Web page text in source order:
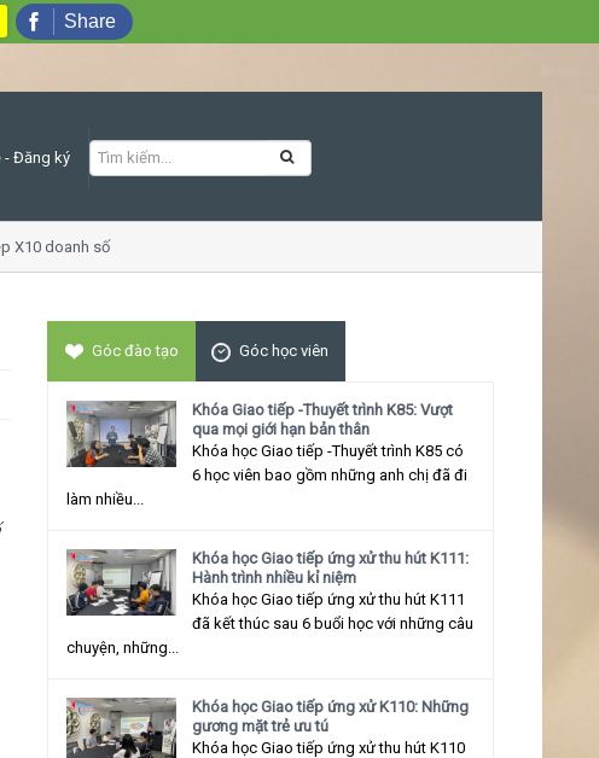
- Đăng ký
doanh số
Góc đào tạo Góc học viên
Khóa Giao tiếp -Thuyết trình K85: Vượt
qua mọi giới hạn bản thân
Khóa học Giao tiếp -Thuyết trình K85 có
6 học viên bao gồm những anh chị đã đi
làm nhiều...
Khóa học Giao tiếp ứng xử thu hút K111:
Hành trình nhiều kỉ niệm
Khóa học Giao tiếp ứng xử thu hút K111
đã kết thúc sau 6 buổi học với những câu
chuyện, những...
Khóa học Giao tiếp ứng xử K110: Những
gương mặt trẻ ưu tú
Khóa học Giao tiếp ứng xử thu hút K110
Share